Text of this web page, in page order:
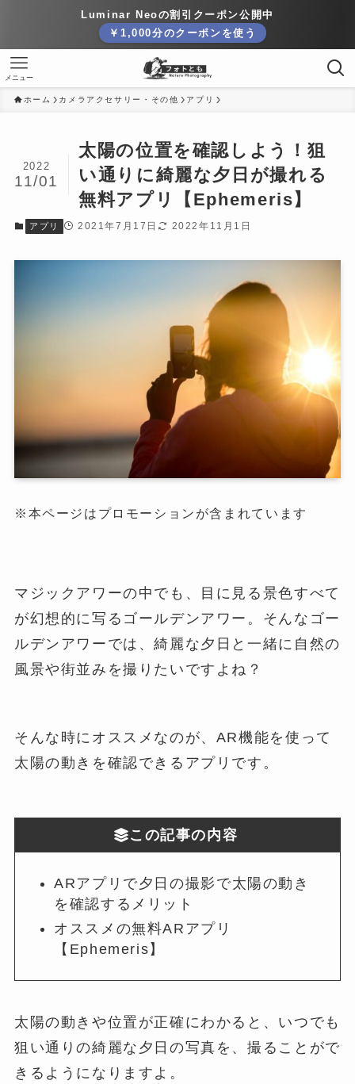
Luminar Neoの割引クーポン公開中
￥1,000分のクーポンを使う
メニュー
ホーム カメラアクセサリー・その他 アプリ
太陽の位置を確認しよう！狙
い通りに綺麗な夕日が撮れる
無料アプリ【Ephemeris】
2022
11/01
アプリ 2021年7月17日 2022年11月1日
※本ページはプロモーションが含まれています
マジックアワーの中でも、目に見る景色すべて
が幻想的に写るゴールデンアワー。そんなゴー
ルデンアワーでは、綺麗な夕日と一緒に自然の
風景や街並みを撮りたいですよね？
そんな時にオススメなのが、AR機能を使って
太陽の動きを確認できるアプリです。
この記事の内容
ARアプリで夕日の撮影で太陽の動き
を確認するメリット
オススメの無料ARアプリ
【Ephemeris】
太陽の動きや位置が正確にわかると、いつでも
狙い通りの綺麗な夕日の写真を、撮ることがで
きるようになりますよ。